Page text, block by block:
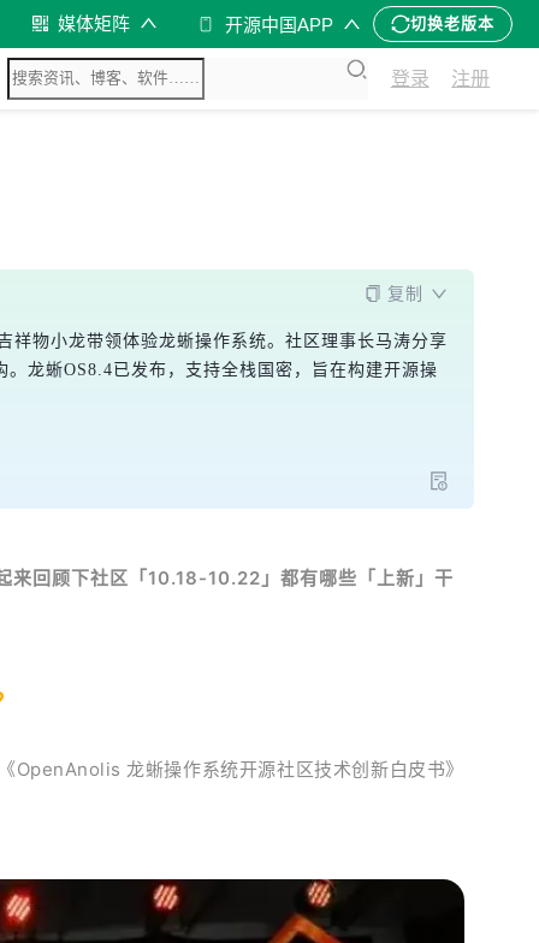
媒体矩阵 开源中国APP 切换老版本
登录 注册
复制
祥物小龙带领体验龙蜥操作系统。社区理事长马涛分享
龙蜥OS8.4已发布，支持全栈国密，旨在构建开源操
来回顾下社区「10.18-10.22」都有哪些「上新」干
龙蜥操作系统开源社区技术创新白皮书》